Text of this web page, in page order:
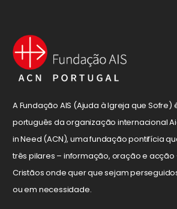
A Fundação AIS (Ajuda à Igreja que
português da organização internacional
in Need (ACN), uma fundação pontifícia
três pilares – informação, oração e acção
Cristãos onde quer que sejam
ou em necessidade.